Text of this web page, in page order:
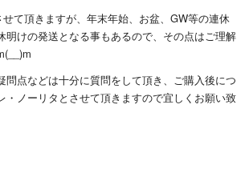
て頂きますが、年末年始、お盆、GW等の連休
明けの発送となる事もあるので、その点はご理解
問点などは十分に質問をして頂き、ご購入後につ
・ノーリタとさせて頂きますので宜しくお願い致